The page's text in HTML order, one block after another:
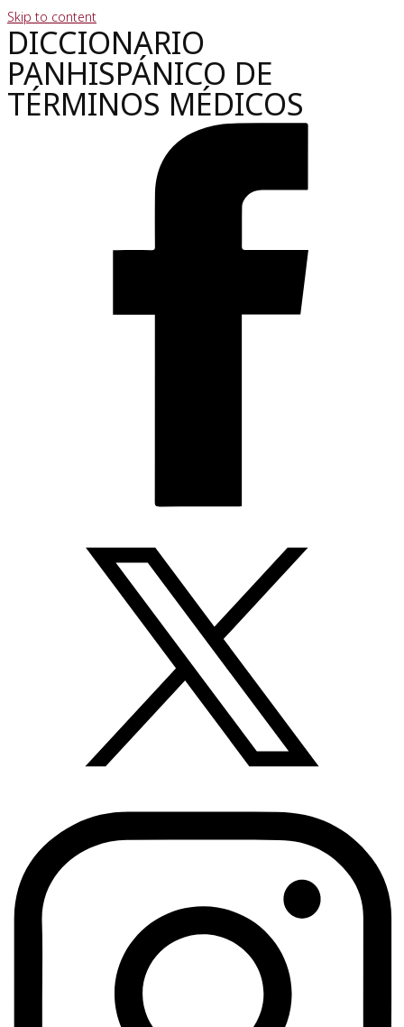
Skip to content
DICCIONARIO
PANHISPÁNICO DE
TÉRMINOS MÉDICOS